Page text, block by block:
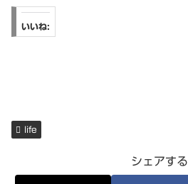
いいね:
life
シェアする